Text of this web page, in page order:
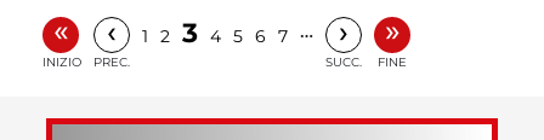
«
INIZIO
‹
PREC.
1 2 3 4 5 6 7 … ›
SUCC.
»
FINE